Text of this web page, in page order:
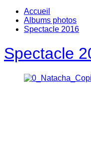
Accueil
Albums photos
Spectacle 2016
Spectacle